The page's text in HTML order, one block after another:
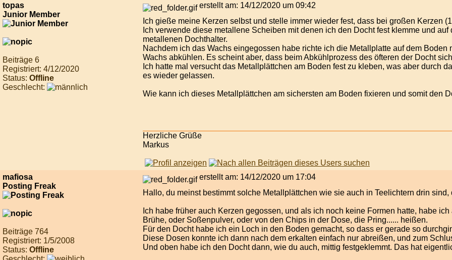
topas
Junior Member
Beiträge 6
Registriert: 4/12/2020
Status: Offline
Geschlecht:
erstellt am: 14/12/2020 um 09:42
Ich gieße meine Kerzen selbst und stelle immer wieder fest, dass bei großen Kerzen
Ich verwende diese metallene Scheiben mit denen ich den Docht fest klemme und
metallenen Dochthalter.
Nachdem ich das Wachs eingegossen habe richte ich die Metallplatte auf dem
Wachs abkühlen. Es scheint aber, dass beim Abkühlprozess des öfteren der Docht
Ich hatte mal versucht das Metallplättchen am Boden fest zu kleben, was aber durch
es wieder gelassen.
Wie kann ich dieses Metallplättchen am sichersten am Boden fixieren und somit den
Herzliche Grüße
Markus
mafiosa
Posting Freak
Beiträge 764
Registriert: 1/5/2008
Status: Offline
erstellt am: 14/12/2020 um 17:04
Hallo, du meinst bestimmt solche Metallplättchen wie sie auch in Teelichtern drin sind,
Ich habe früher auch Kerzen gegossen, und als ich noch keine Formen hatte, habe
Brühe, oder Soßenpulver, oder von den Chips in der Dose, die Pring...... heißen.
Für den Docht habe ich ein Loch in den Boden gemacht, so dass er gerade so
Diese Dosen konnte ich dann nach dem erkalten einfach nur abreißen, und zum
Und oben habe ich den Docht dann, wie du auch, mittig festgeklemmt. Das hat